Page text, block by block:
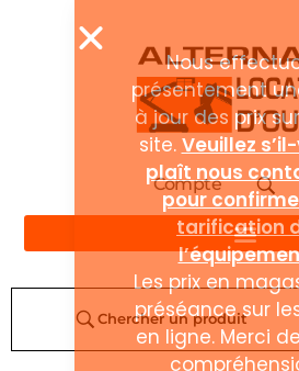
Compte
Chercher un produit